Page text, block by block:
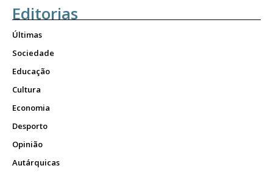
Editorias
Últimas
Sociedade
Educação
Cultura
Economia
Desporto
Opinião
Autárquicas